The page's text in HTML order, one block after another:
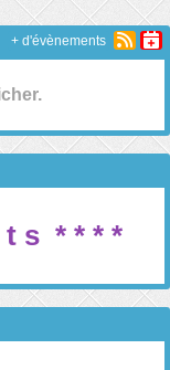
+ d'évènements
t s* * * *